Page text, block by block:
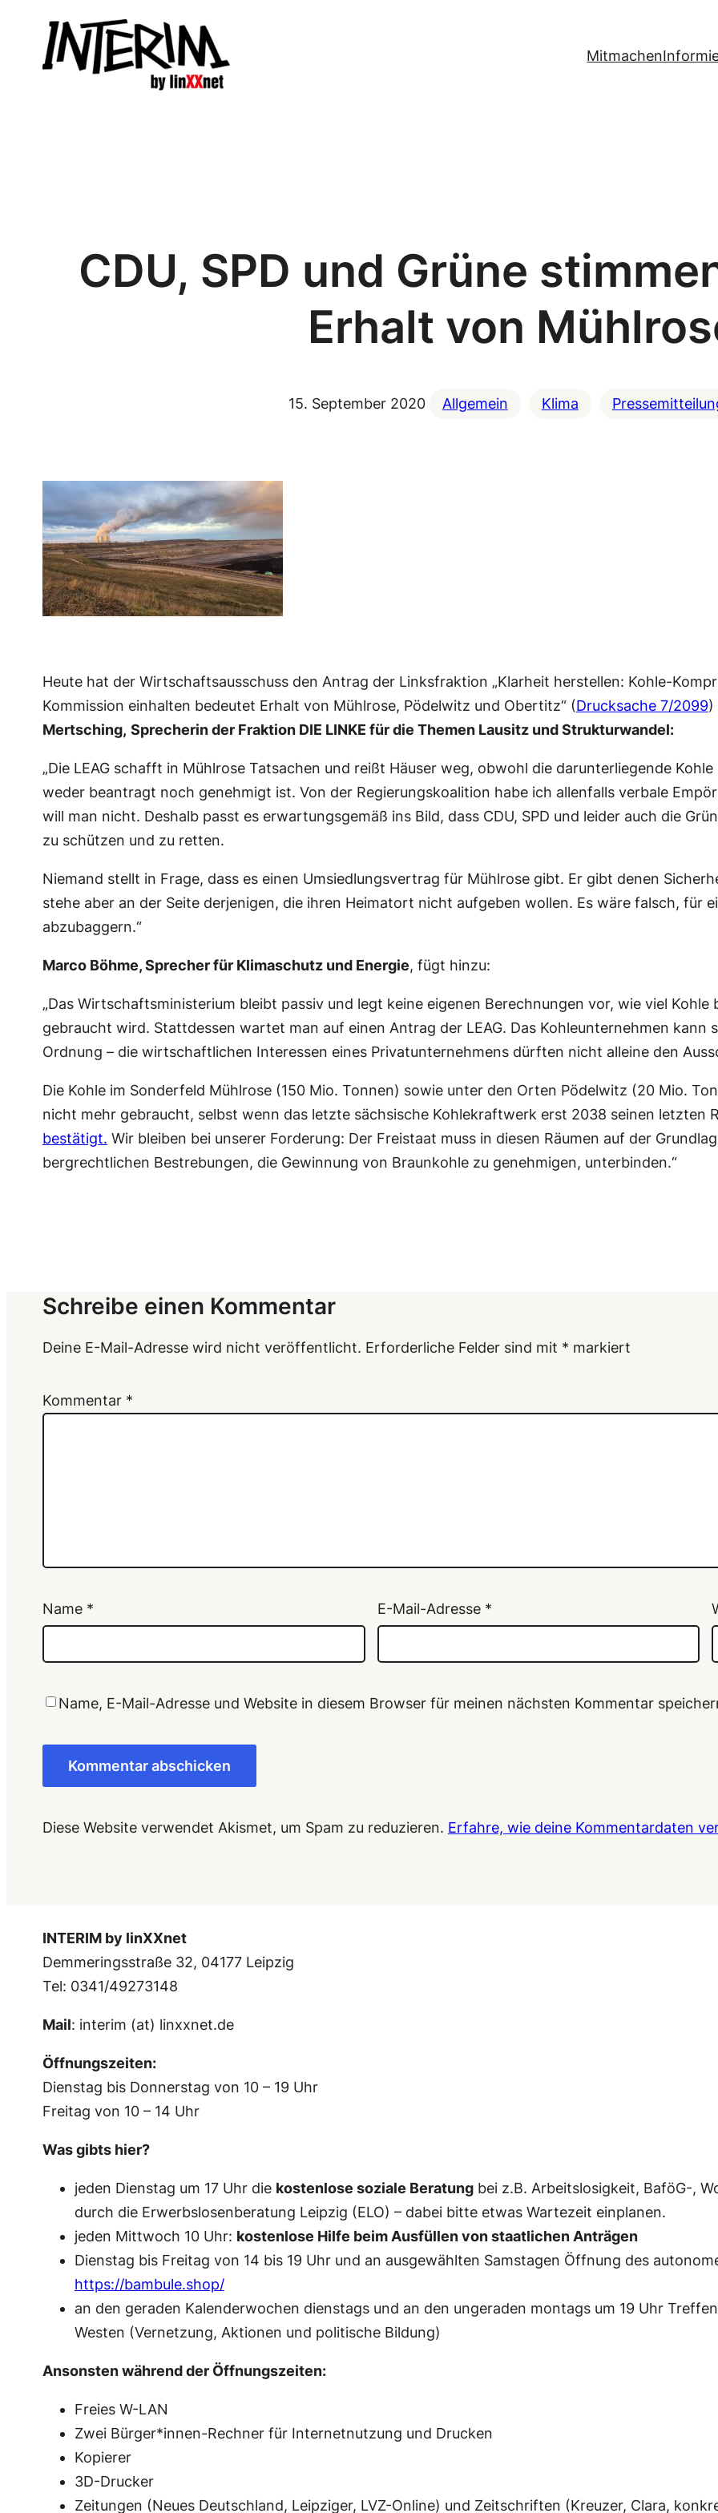
springen
Mitmachen
CDU, SPD und Grüne
Erhalt von
15. September 2020 Allgemein Klima
Heute hat der Wirtschaftsausschuss den Antrag der Linksfraktion „Klarheit herstellen: Kohle-
Kommission einhalten bedeutet Erhalt von Mühlrose, Pödelwitz und Obertitz“ (Drucksache 7/2099)
Mertsching, Sprecherin der Fraktion DIE LINKE für die Themen Lausitz und Strukturwandel:
„Die LEAG schafft in Mühlrose Tatsachen und reißt Häuser weg, obwohl die darunterliegende
weder beantragt noch genehmigt ist. Von der Regierungskoalition habe ich allenfalls verbale
will man nicht. Deshalb passt es erwartungsgemäß ins Bild, dass CDU, SPD und leider auch die
zu schützen und zu retten.
Niemand stellt in Frage, dass es einen Umsiedlungsvertrag für Mühlrose gibt. Er gibt denen
stehe aber an der Seite derjenigen, die ihren Heimatort nicht aufgeben wollen. Es wäre falsch, für
abzubaggern.“
Marco Böhme, Sprecher für Klimaschutz und Energie, fügt hinzu:
„Das Wirtschaftsministerium bleibt passiv und legt keine eigenen Berechnungen vor, wie viel
gebraucht wird. Stattdessen wartet man auf einen Antrag der LEAG. Das Kohleunternehmen kann
Ordnung – die wirtschaftlichen Interessen eines Privatunternehmens dürften nicht alleine den
Die Kohle im Sonderfeld Mühlrose (150 Mio. Tonnen) sowie unter den Orten Pödelwitz (20 Mio.
nicht mehr gebraucht, selbst wenn das letzte sächsische Kohlekraftwerk erst 2038 seinen letzten
bestätigt. Wir bleiben bei unserer Forderung: Der Freistaat muss in diesen Räumen auf der
bergrechtlichen Bestrebungen, die Gewinnung von Braunkohle zu genehmigen, unterbinden.“
Schreibe einen Kommentar
Deine E-Mail-Adresse wird nicht veröffentlicht. Erforderliche Felder sind mit * markiert
Kommentar *
Name * E-Mail-Adresse *
Name, E-Mail-Adresse und Website in diesem Browser für meinen nächsten Kommentar
Diese Website verwendet Akismet, um Spam zu reduzieren. Erfahre, wie deine Kommentardaten
INTERIM by linXXnet
Demmeringsstraße 32, 04177 Leipzig
Tel: 0341/49273148
Mail: interim (at) linxxnet.de
Öffnungszeiten:
Dienstag bis Donnerstag von 10 – 19 Uhr
Freitag von 10 – 14 Uhr
Was gibts hier?
jeden Dienstag um 17 Uhr die kostenlose soziale Beratungbei z.B. Arbeitslosigkeit, BaföG-,
durch die Erwerbslosenberatung Leipzig (ELO) – dabei bitte etwas Wartezeit einplanen.
jeden Mittwoch 10 Uhr: kostenlose Hilfe beim Ausfüllen von staatlichen Anträgen
Dienstag bis Freitag von 14 bis 19 Uhr und an ausgewählten Samstagen Öffnung des
https://bambule.shop/
an den geraden Kalenderwochen dienstags und an den ungeraden montags um 19 Uhr
Westen (Vernetzung, Aktionen und politische Bildung)
Ansonsten während der Öffnungszeiten:
Freies W-LAN
Zwei Bürger*innen-Rechner für Internetnutzung und Drucken
Kopierer
3D-Drucker
Zeitungen (Neues Deutschland, Leipziger, LVZ-Online) und Zeitschriften (Kreuzer, Clara,